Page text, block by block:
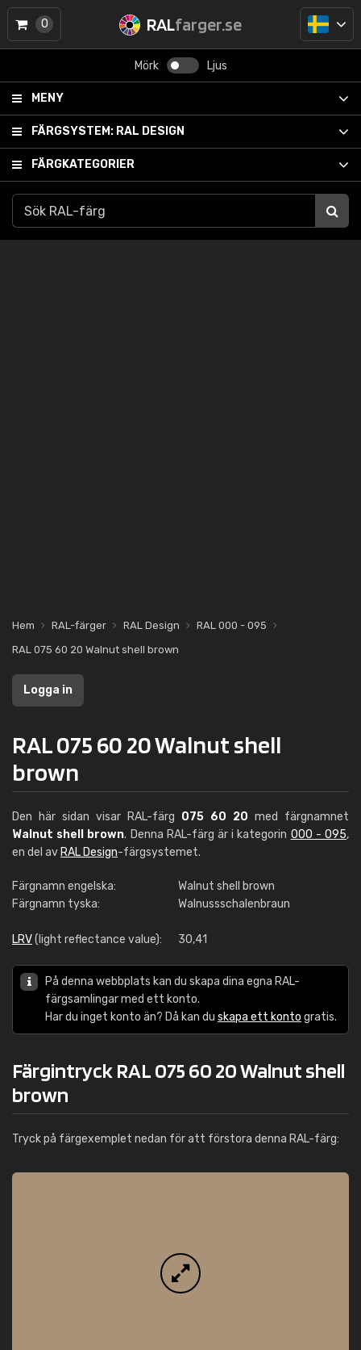
RALfarger.se
Mörk Ljus
MENY
FÄRGSYSTEM: RAL DESIGN
FÄRGKATEGORIER
0
Hem RAL-färger RAL Design
RAL 000 - 095
RAL 075 60 20 Walnut shell brown
Logga in
RAL 075 60 20 Walnut shell
brown
Den här sidan visar RAL-färg 075 60 20 med färgnamnet
Walnut shell brown. Denna RAL-färg är i kategorin 000 - 095,
en del av RAL Design-färgsystemet.
Färgnamn engelska:
Walnut shell brown
Färgnamn tyska:
Walnussschalenbraun
LRV(light reflectance value): 30,41
På denna webbplats kan du skapa dina egna RAL-
färgsamlingar med ett konto.
Har du inget konto än? Då kan du skapa ett konto gratis.
Färgintryck RAL 075 60 20 Walnut shell
brown
Tryck på färgexemplet nedan för att förstora denna RAL-färg: